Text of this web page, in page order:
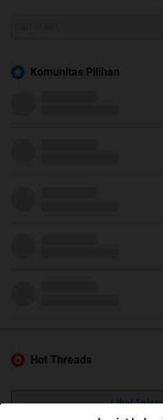
Komunitas Pilihan
Hot Threads
Lihat